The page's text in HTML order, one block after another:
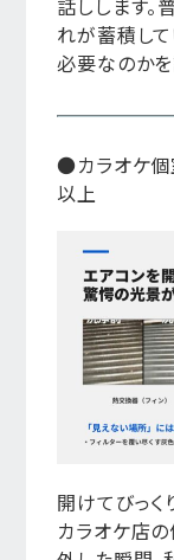
れが蓄積して
必要なのかを
●カラオケ個
以上
開けてびっ
カラオケ店